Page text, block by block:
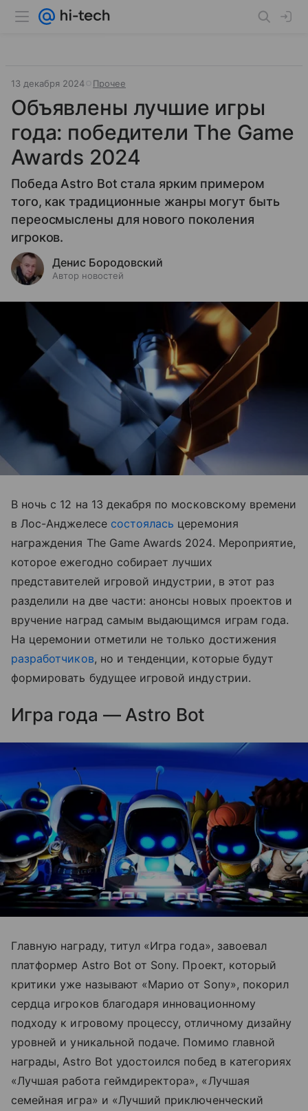
13 декабря 2024 Прочее
Объявлены лучшие игры
года: победители The Game
Awards 2024
Победа Astro Bot стала ярким примером
того, как традиционные жанры могут быть
переосмыслены для нового поколения
игроков.
Денис Бородовский
Автор новостей
В ночь с 12 на 13 декабря по московскому времени
в Лос-Анджелесе состоялась церемония
награждения The Game Awards 2024. Мероприятие,
которое ежегодно собирает лучших
представителей игровой индустрии, в этот раз
разделили на две части: анонсы новых проектов и
вручение наград самым выдающимся играм года.
На церемонии отметили не только достижения
разработчиков, но и тенденции, которые будут
формировать будущее игровой индустрии.
Игра года — Astro Bot
Главную награду, титул «Игра года», завоевал
платформер Astro Bot от Sony. Проект, который
критики уже называют «Марио от Sony», покорил
сердца игроков благодаря инновационному
подходу к игровому процессу, отличному дизайну
уровней и уникальной подаче. Помимо главной
награды, Astro Bot удостоился побед в категориях
«Лучшая работа геймдиректора», «Лучшая
семейная игра» и «Лучший приключенческий